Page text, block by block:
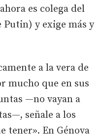
es colega del
y exige más y
a la vera de
mucho que en sus
—no vayan a
señale a los
tener». En Génova